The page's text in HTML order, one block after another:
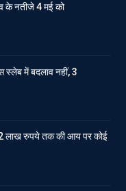
के नतीजे 4 मई को
में बदलाव नहीं, 3
रुपये तक की आय पर कोई